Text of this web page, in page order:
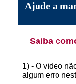
Ajude a
Saiba
1) - O vídeo
algum erro